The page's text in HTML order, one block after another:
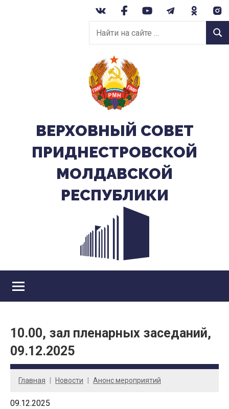
Найти
на
сайте:
ВЕРХОВНЫЙ CОВЕТ
ПРИДНЕСТРОВСКОЙ
МОЛДАВСКОЙ
РЕСПУБЛИКИ
10.00, зал пленарных заседаний,
09.12.2025
Главная Новости Анонс мероприятий
09.12.2025